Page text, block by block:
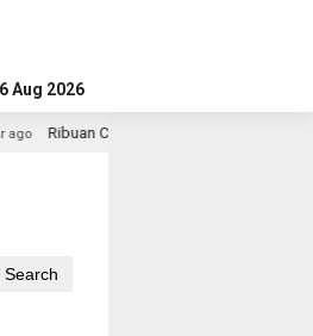
Aug 2026
Mahasiswa Datangi & Daftar BINUS
Search